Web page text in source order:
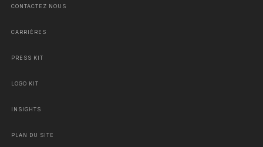
CONTACTEZ NOUS
CARRIÈRES
PRESS KIT
LOGO KIT
INSIGHTS
PLAN DU SITE